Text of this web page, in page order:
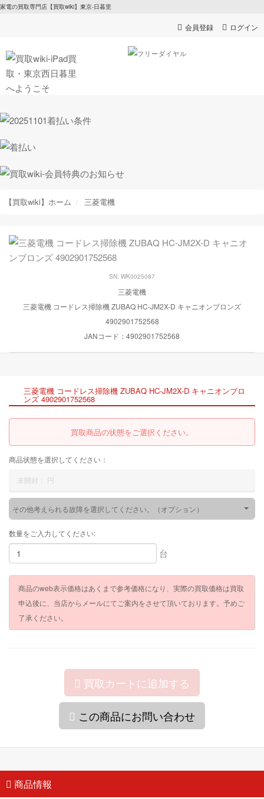
家電の買取専門店【買取wiki】東京-日暮里
会員登録 ログイン
【買取wiki】ホーム 三菱電機
SN: WK0025087
三菱電機
三菱電機 コードレス掃除機 ZUBAQ HC-JM2X-D キャニオンブロンズ
4902901752568
JANコード：4902901752568
三菱電機 コードレス掃除機 ZUBAQ HC-JM2X-D キャニオンブロ
ンズ 4902901752568
買取商品の状態をご選択ください。
商品状態を選択してください：
未開封： 円
その他考えられる故障を選択してください。（オプション）
数量をご入力してください:
台
商品のweb表示価格はあくまで参考価格になり、実際の買取価格は買取
申込後に、当店からメールにてご案内をさせて頂いております。予めご
了承ください。
買取カートに追加する
この商品にお問い合わせ
商品情報